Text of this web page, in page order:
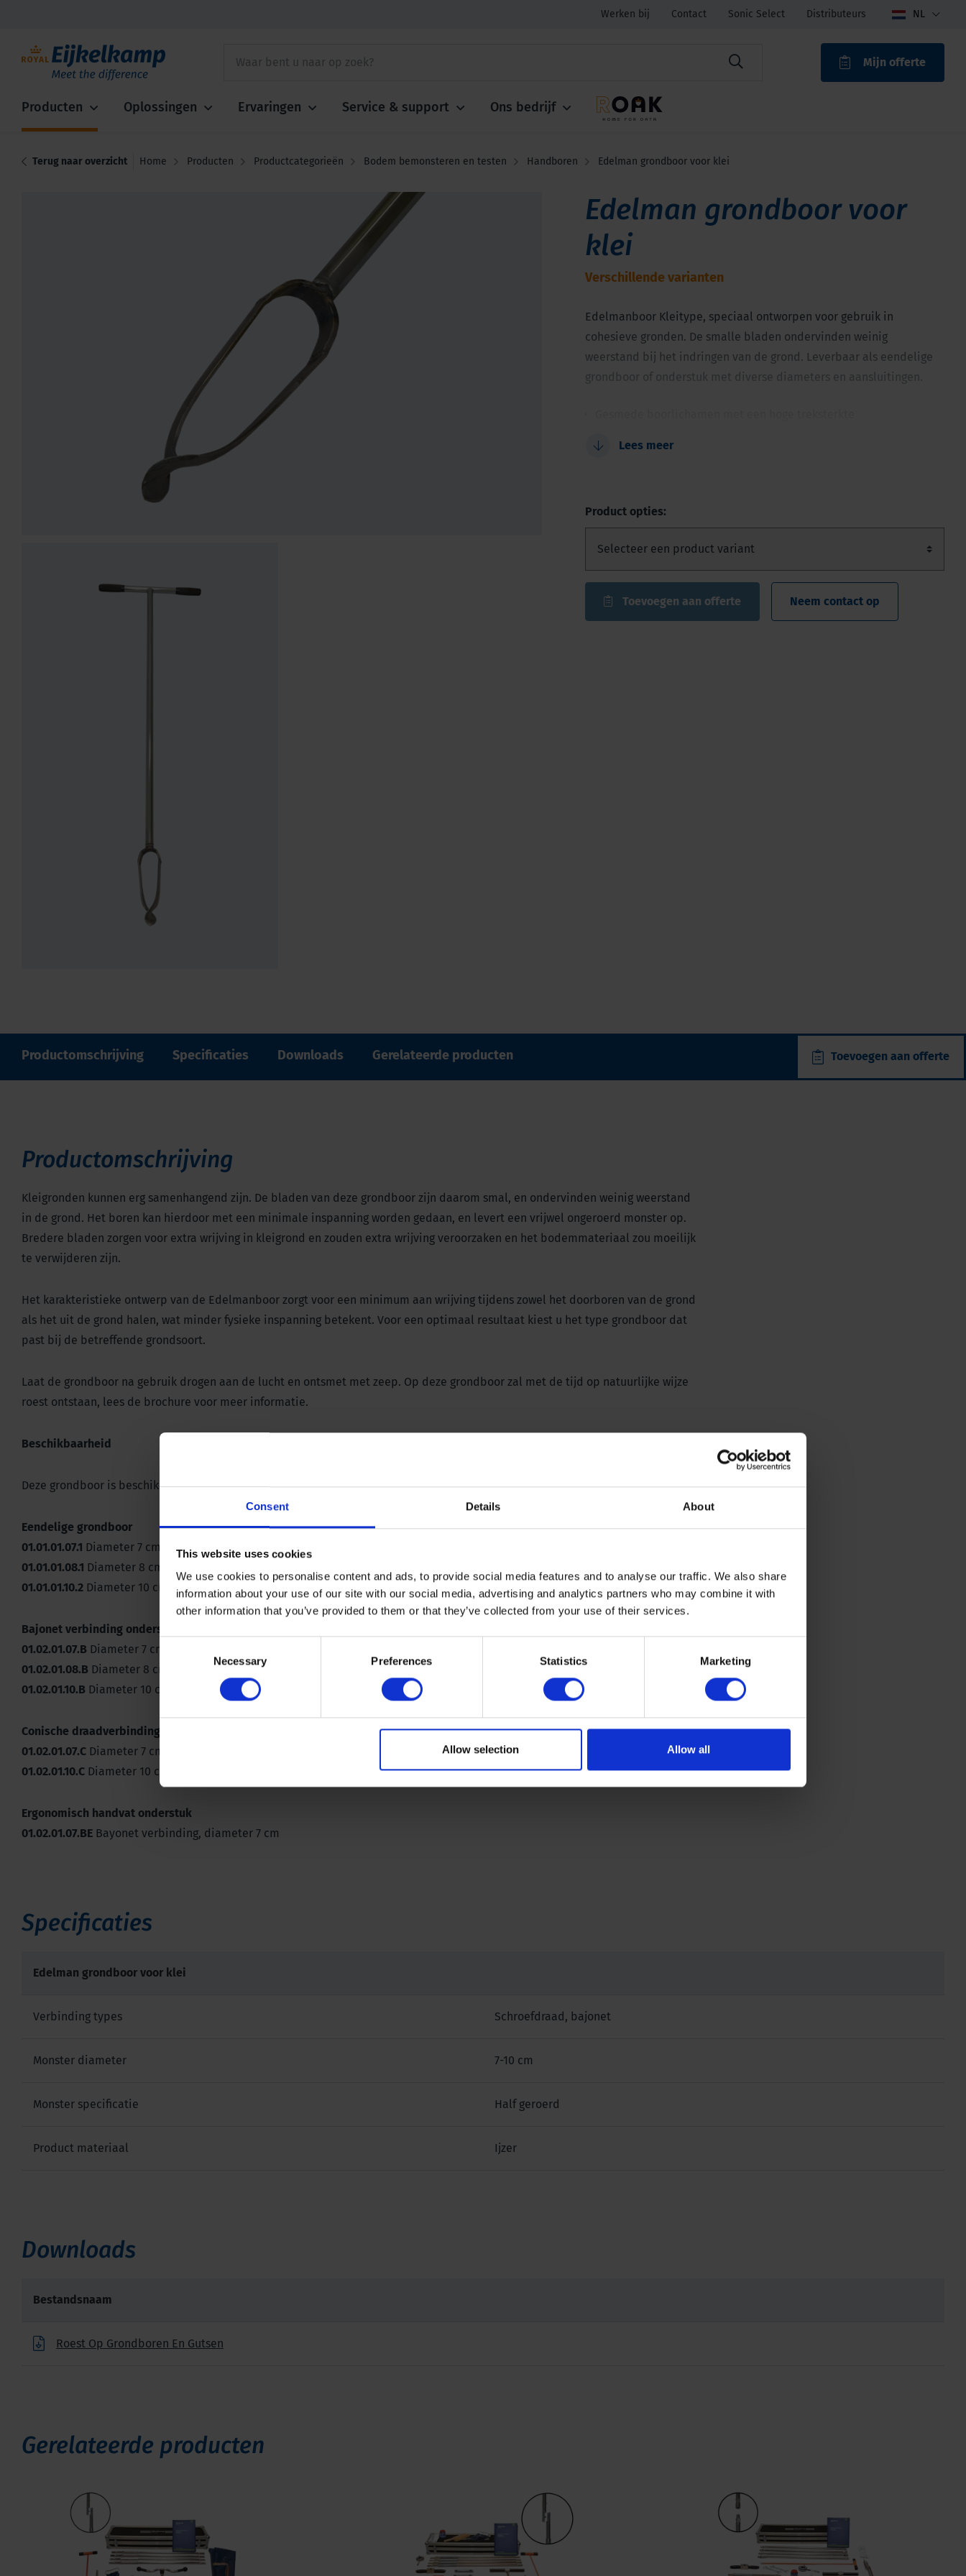
Consent Details About
This website uses cookies
We use cookies to personalise content and ads, to provide social media features and to analyse our traffic. We also share
information about your use of our site with our social media, advertising and analytics partners who may combine it with
other information that you’ve provided to them or that they’ve collected from your use of their services.
Consent
Necessary Preferences Statistics Marketing
Allow selection Allow all
Werken bij Contact Sonic Select Distributeurs NL
Mijn offerte
Producten Oplossingen Ervaringen Service & support Ons bedrijf
Terug naar overzicht Home Producten Productcategorieën Bodem bemonsteren en testen Handboren Edelman grondboor voor klei
Edelman grondboor voor
klei
Verschillende varianten
Edelmanboor Kleitype, speciaal ontworpen voor gebruik in
cohesieve gronden. De smalle bladen ondervinden weinig
weerstand bij het indringen van de grond. Leverbaar als eendelige
grondboor of onderstuk met diverse diameters en aansluitingen.
Niet-toxisch staal voor alle soorten analyse
Lees meer
Product opties:
Toevoegen aan offerte Neem contact op
Productomschrijving Specificaties Downloads Gerelateerde producten Toevoegen aan offerte
Productomschrijving
Kleigronden kunnen erg samenhangend zijn. De bladen van deze grondboor zijn daarom smal, en ondervinden weinig weerstand
in de grond. Het boren kan hierdoor met een minimale inspanning worden gedaan, en levert een vrijwel ongeroerd monster op.
Bredere bladen zorgen voor extra wrijving in kleigrond en zouden extra wrijving veroorzaken en het bodemmateriaal zou moeilijk
te verwijderen zijn.
Het karakteristieke ontwerp van de Edelmanboor zorgt voor een minimum aan wrijving tijdens zowel het doorboren van de grond
als het uit de grond halen, wat minder fysieke inspanning betekent. Voor een optimaal resultaat kiest u het type grondboor dat
past bij de betreffende grondsoort.
Laat de grondboor na gebruik drogen aan de lucht en ontsmet met zeep. Op deze grondboor zal met de tijd op natuurlijke wijze
roest ontstaan, lees de brochure voor meer informatie.
Beschikbaarheid
Deze grondboor is beschikbaar met verschillende diameters en verbindingen.
Eendelige grondboor
01.01.01.07.1 Diameter 7 cm
01.01.01.08.1 Diameter 8 cm
01.01.01.10.2 Diameter 10 cm
Bajonet verbinding onderstuk
01.02.01.07.B Diameter 7 cm
01.02.01.08.B Diameter 8 cm
01.02.01.10.B Diameter 10 cm
Conische draadverbinding onderstuk
01.02.01.07.C Diameter 7 cm
01.02.01.10.C Diameter 10 cm
Ergonomisch handvat onderstuk
01.02.01.07.BE Bayonet verbinding, diameter 7 cm
Specificaties
Edelman grondboor voor klei
Verbinding types Schroefdraad, bajonet
Monster diameter 7-10 cm
Monster specificatie Half geroerd
Product materiaal Ijzer
Downloads
Bestandsnaam
Roest Op Grondboren En Gutsen
Gerelateerde producten